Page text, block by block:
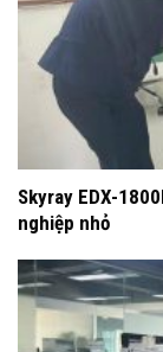
Skyray EDX-
nghiệp nhỏ